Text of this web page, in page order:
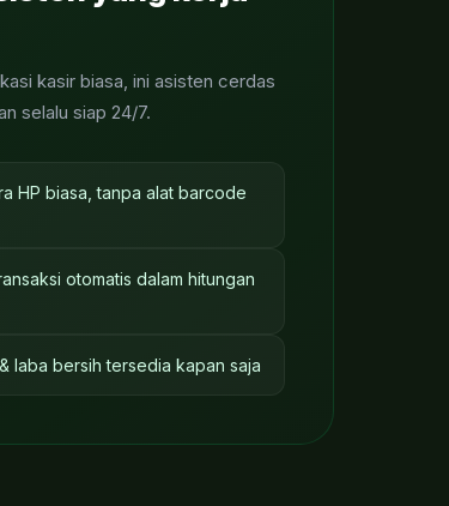
kasir biasa, ini asisten cerdas
selalu siap 24/7.
HP biasa, tanpa alat barcode
otomatis dalam hitungan
laba bersih tersedia kapan saja